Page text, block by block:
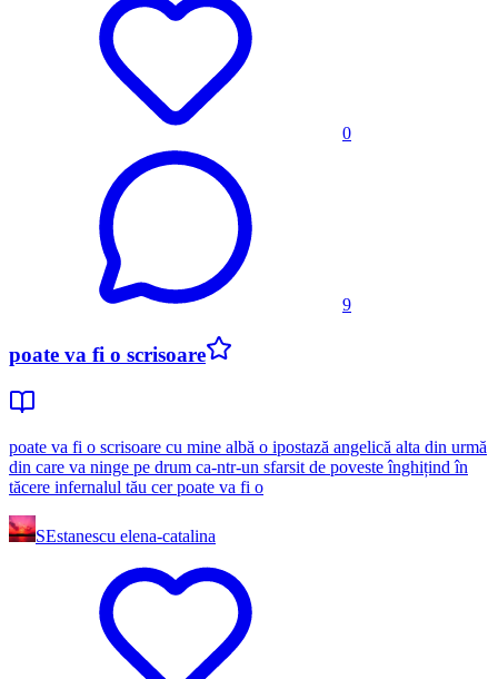
0
9
poate va fi o scrisoare
poate va fi o scrisoare cu mine albă o ipostază angelică alta din urmă
din care va ninge pe drum ca-ntr-un sfarsit de poveste înghițind în
tăcere infernalul tău cer poate va fi o
SEstanescu elena-catalina